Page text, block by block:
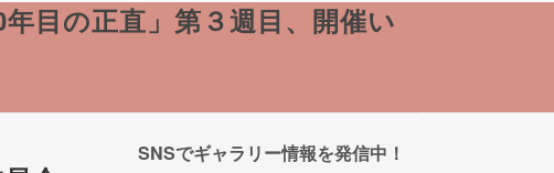
目の正直」第３週目、開催い
SNSでギャラリー情報を発信中！